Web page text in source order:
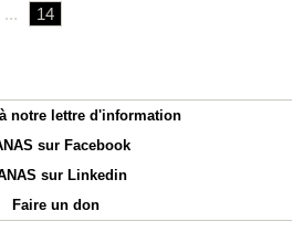
... 14
notre lettre d'information
sur Facebook
sur Linkedin
Faire un don